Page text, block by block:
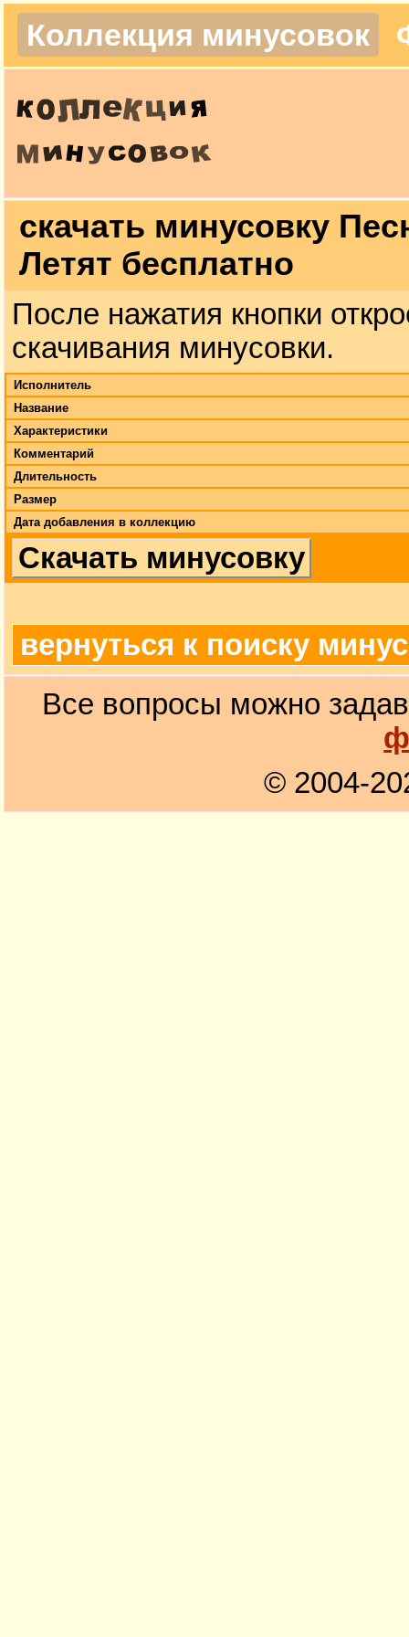
Коллекция минусовок
скачать минусовку
Летят бесплатно
После нажатия кнопки
скачивания минусовки.
Исполнитель
Название
Характеристики
Комментарий
Длительность
Размер
Дата добавления в коллекцию
Скачать минусовку
вернуться к поиску
Все вопросы можно
© 2004-